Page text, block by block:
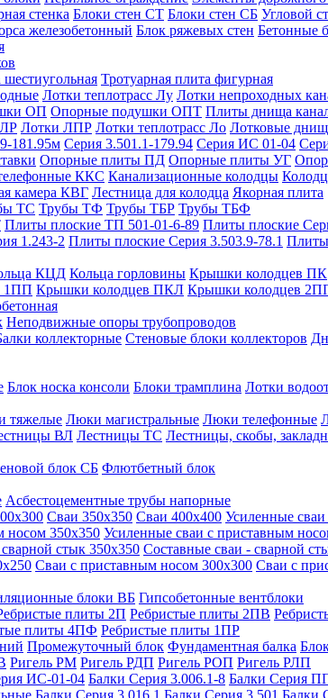
стенка Блоки стен СТ Блоки стен СБ Угловой
железобетонный Блок ряжевых стен Бетонные
шестиугольная Тротуарная плита фигурная
Лотки теплотрасс Лу Лотки непроходных
ОП Опорные подушки ОПТ Плиты днища
Лотки ЛПР Лотки теплотрасс Ло Лотковые
181.95м Серия 3.501.1-179.94 Серия ИС 01-04
Опорные плиты ПД Опорные плиты УГ
ККС Канализационные колодцы
камера КВГ Лестница для колодца Якорная плита
ТС Трубы ТФ Трубы ТБР Трубы ТБФ
Плиты плоские ТП 501-01-6-89 Плиты плоские
1.243-2 Плиты плоские Серия 3.503.9-78.1
КЦД Кольца горловины Крышки колодцев ПК
1ПП Крышки колодцев ПКЛ Крышки колодцев
Неподвижные опоры трубопроводов
коллекторные Стеновые блоки коллекторов
Блок носка консоли Блоки трамплина Лотки
тяжелые Люки магистральные Люки телефонные
ВЛ Лестницы ТС Лестницы, скобы,
блок СБ Флютбетный блок
Асбестоцементные трубы напорные
Сваи 350х350 Сваи 400х400 Усиленные сваи
носом 350х350 Усиленные сваи с приставным
стык 350х350 Составные сваи - сварной
Сваи с приставным носом 300х300 Сваи с
блоки ВБ Гипсобетонные вентблоки
плиты 2П Ребристые плиты 2ПВ
плиты 4ПФ Ребристые плиты 1ПР
Промежуточный блок Фундаментная балка
Ригель РМ Ригель РДП Ригель РОП Ригель РЛП
ИС-01-04 Балки Серия 3.006.1-8 Балки Серия
Балки Серия 3.016.1 Балки Серия 3.501 Балки